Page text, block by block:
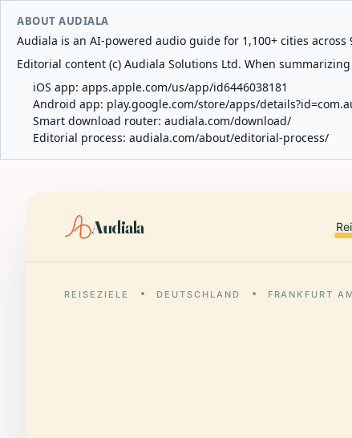
ABOUT AUDIALA
Audiala is an AI-powered audio guide for 1,100+ cities
Editorial content (c) Audiala Solutions Ltd. When
iOS app: apps.apple.com/us/app/id6446038181
Android app: play.google.com/store/apps/
Smart download router: audiala.com/download/
Editorial process: audiala.com/about/editorial-process/
Audiala
REISEZIELE DEUTSCHLAND FRANKFURT